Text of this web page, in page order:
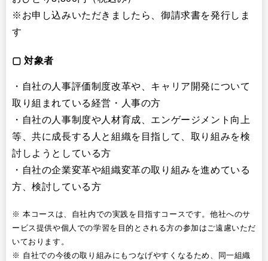
※お申し込みいただきましたら、御請求書を発行しま
す
▢ 対象者
・自社の人事評価制度改革や、キャリア開発について
取り組まれている経営・人事の方
・自社の人事制度や人材育成、エンゲージメント向上
等、共に成長する人と組織を目指して、取り組みを検
討しようとしている方
・自社の企業変革や組織変革の取り組みを進めている
方、検討している方
※ 本コースは、自社内での実践を目指すコースです。他社へのサ
ービス提供や個人での学習を目的とされる方の参加はご遠慮いただ
いております。
※ 自社での今後の取り組みにもつなげやすくなるため、同一組織